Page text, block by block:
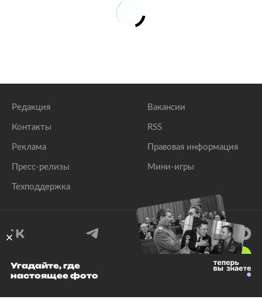
Редакция
Контакты
Реклама
Пресс-релизы
Техподдержка
Вакансии
RSS
Правовая информация
Мини-игры
© 1999–2026 Все права защищены.
Угадайте, где
настоящее фото